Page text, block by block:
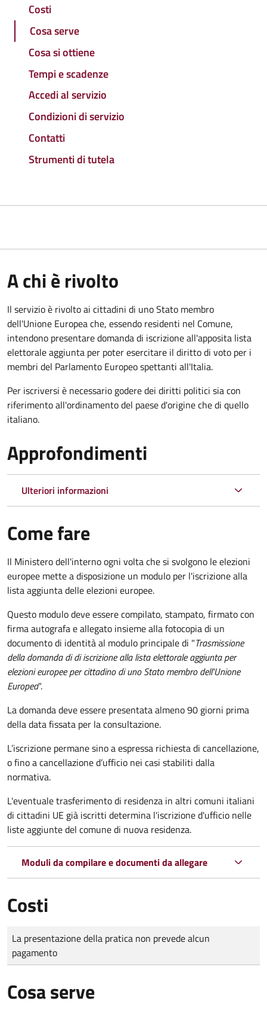
Costi
Cosa serve
Cosa si ottiene
Tempi e scadenze
Accedi al servizio
Condizioni di servizio
Contatti
Strumenti di tutela
A chi è rivolto
Il servizio è rivolto ai cittadini di uno Stato membro
dell'Unione Europea che, essendo residenti nel Comune,
intendono presentare domanda di iscrizione all'apposita lista
elettorale aggiunta per poter esercitare il diritto di voto per i
membri del Parlamento Europeo spettanti all'Italia.
Per iscriversi è necessario godere dei diritti politici sia con
riferimento all'ordinamento del paese d'origine che di quello
italiano.
Approfondimenti
Ulteriori informazioni
Come fare
Il Ministero dell'interno ogni volta che si svolgono le elezioni
europee mette a disposizione un modulo per l'iscrizione alla
lista aggiunta delle elezioni europee.
Questo modulo deve essere compilato, stampato, firmato con
firma autografa e allegato insieme alla fotocopia di un
documento di identità al modulo principale di "Trasmissione
della domanda di di iscrizione alla lista elettorale aggiunta per
elezioni europee per cittadino di uno Stato membro dell'Unione
Europea".
La domanda deve essere presentata almeno 90 giorni prima
della data fissata per la consultazione.
L’iscrizione permane sino a espressa richiesta di cancellazione,
o fino a cancellazione d’ufficio nei casi stabiliti dalla
normativa.
L'eventuale trasferimento di residenza in altri comuni italiani
di cittadini UE già iscritti determina l'iscrizione d'ufficio nelle
liste aggiunte del comune di nuova residenza.
Moduli da compilare e documenti da allegare
Costi
Tipo di pagamento
Importo
La presentazione della pratica non prevede alcun
pagamento
Cosa serve